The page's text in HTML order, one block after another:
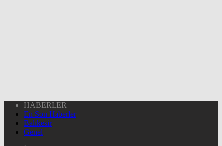
HABERLER
En Son Haberler
Balıkesir
Genel